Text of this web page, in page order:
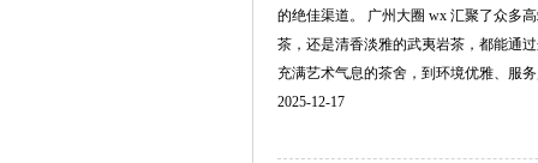
的绝佳渠道。 广州大圈 wx 汇聚了众多
茶，还是清香淡雅的武夷岩茶，都能通
充满艺术气息的茶舍，到环境优雅、服
2025-12-17